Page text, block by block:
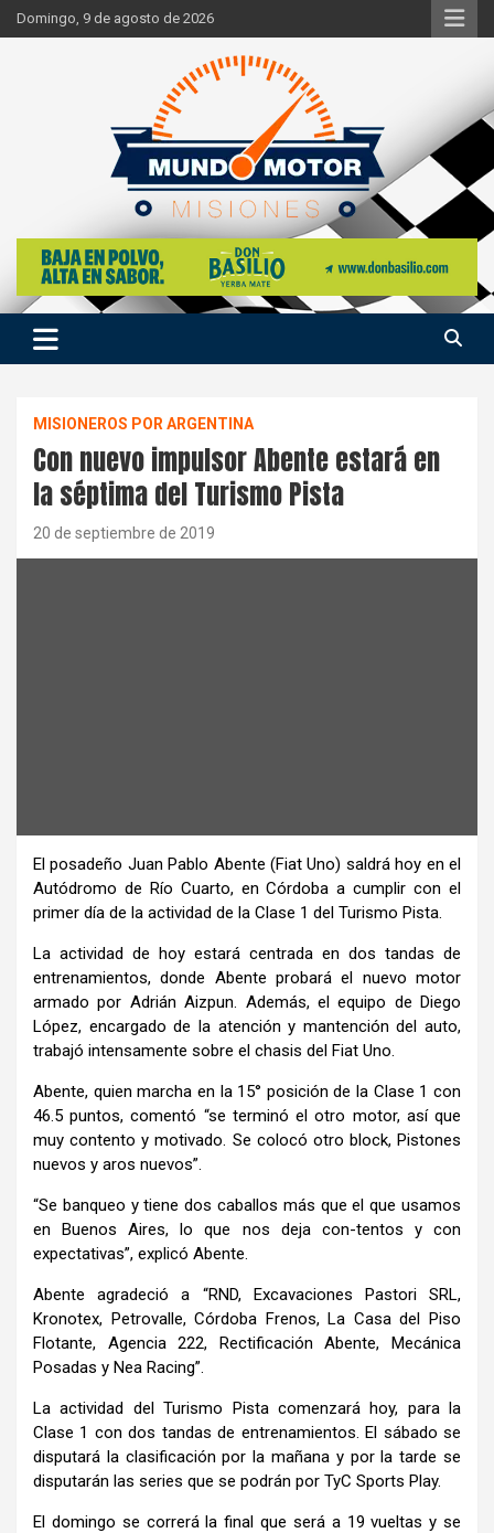
Skip
to
Domingo, 9 de agosto de 2026
Mundo Motor Misiones
Si hay ruido de motores ahí estaremos
MISIONEROS POR ARGENTINA
Con nuevo impulsor Abente estará en
la séptima del Turismo Pista
20 de septiembre de 2019
El posadeño Juan Pablo Abente (Fiat Uno) saldrá hoy en el
Autódromo de Río Cuarto, en Córdoba a cumplir con el
primer día de la actividad de la Clase 1 del Turismo Pista.
La actividad de hoy estará centrada en dos tandas de
entrenamientos, donde Abente probará el nuevo motor
armado por Adrián Aizpun. Además, el equipo de Diego
López, encargado de la atención y mantención del auto,
trabajó intensamente sobre el chasis del Fiat Uno.
Abente, quien marcha en la 15° posición de la Clase 1 con
46.5 puntos, comentó “se terminó el otro motor, así que
muy contento y motivado. Se colocó otro block, Pistones
nuevos y aros nuevos”.
“Se banqueo y tiene dos caballos más que el que usamos
en Buenos Aires, lo que nos deja con-tentos y con
expectativas”, explicó Abente.
Abente agradeció a “RND, Excavaciones Pastori SRL,
Kronotex, Petrovalle, Córdoba Frenos, La Casa del Piso
Flotante, Agencia 222, Rectificación Abente, Mecánica
Posadas y Nea Racing”.
La actividad del Turismo Pista comenzará hoy, para la
Clase 1 con dos tandas de entrenamientos. El sábado se
disputará la clasificación por la mañana y por la tarde se
disputarán las series que se podrán por TyC Sports Play.
El domingo se correrá la final que será a 19 vueltas y se